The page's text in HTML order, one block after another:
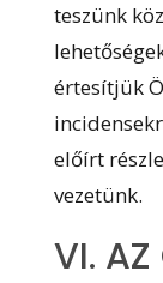
teszünk
értesítjük
előírt
vezetünk.
VI.